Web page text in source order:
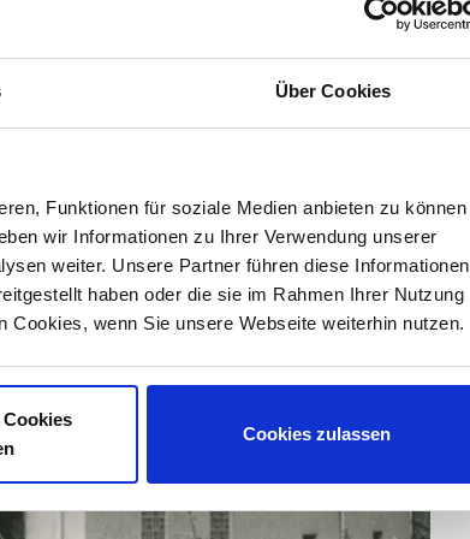
Über Cookies
Funktionen für soziale Medien anbieten zu können
wir Informationen zu Ihrer Verwendung unserer
weiter. Unsere Partner führen diese Informationen
haben oder die sie im Rahmen Ihrer Nutzung
wenn Sie unsere Webseite weiterhin nutzen.
Cookies zulassen